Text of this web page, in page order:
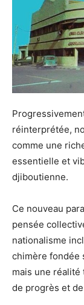
réinterprétée,
comme une
essentielle et
djiboutienne.
Ce nouveau
pensée
nationalisme
chimère fondée
mais une
de progrès et